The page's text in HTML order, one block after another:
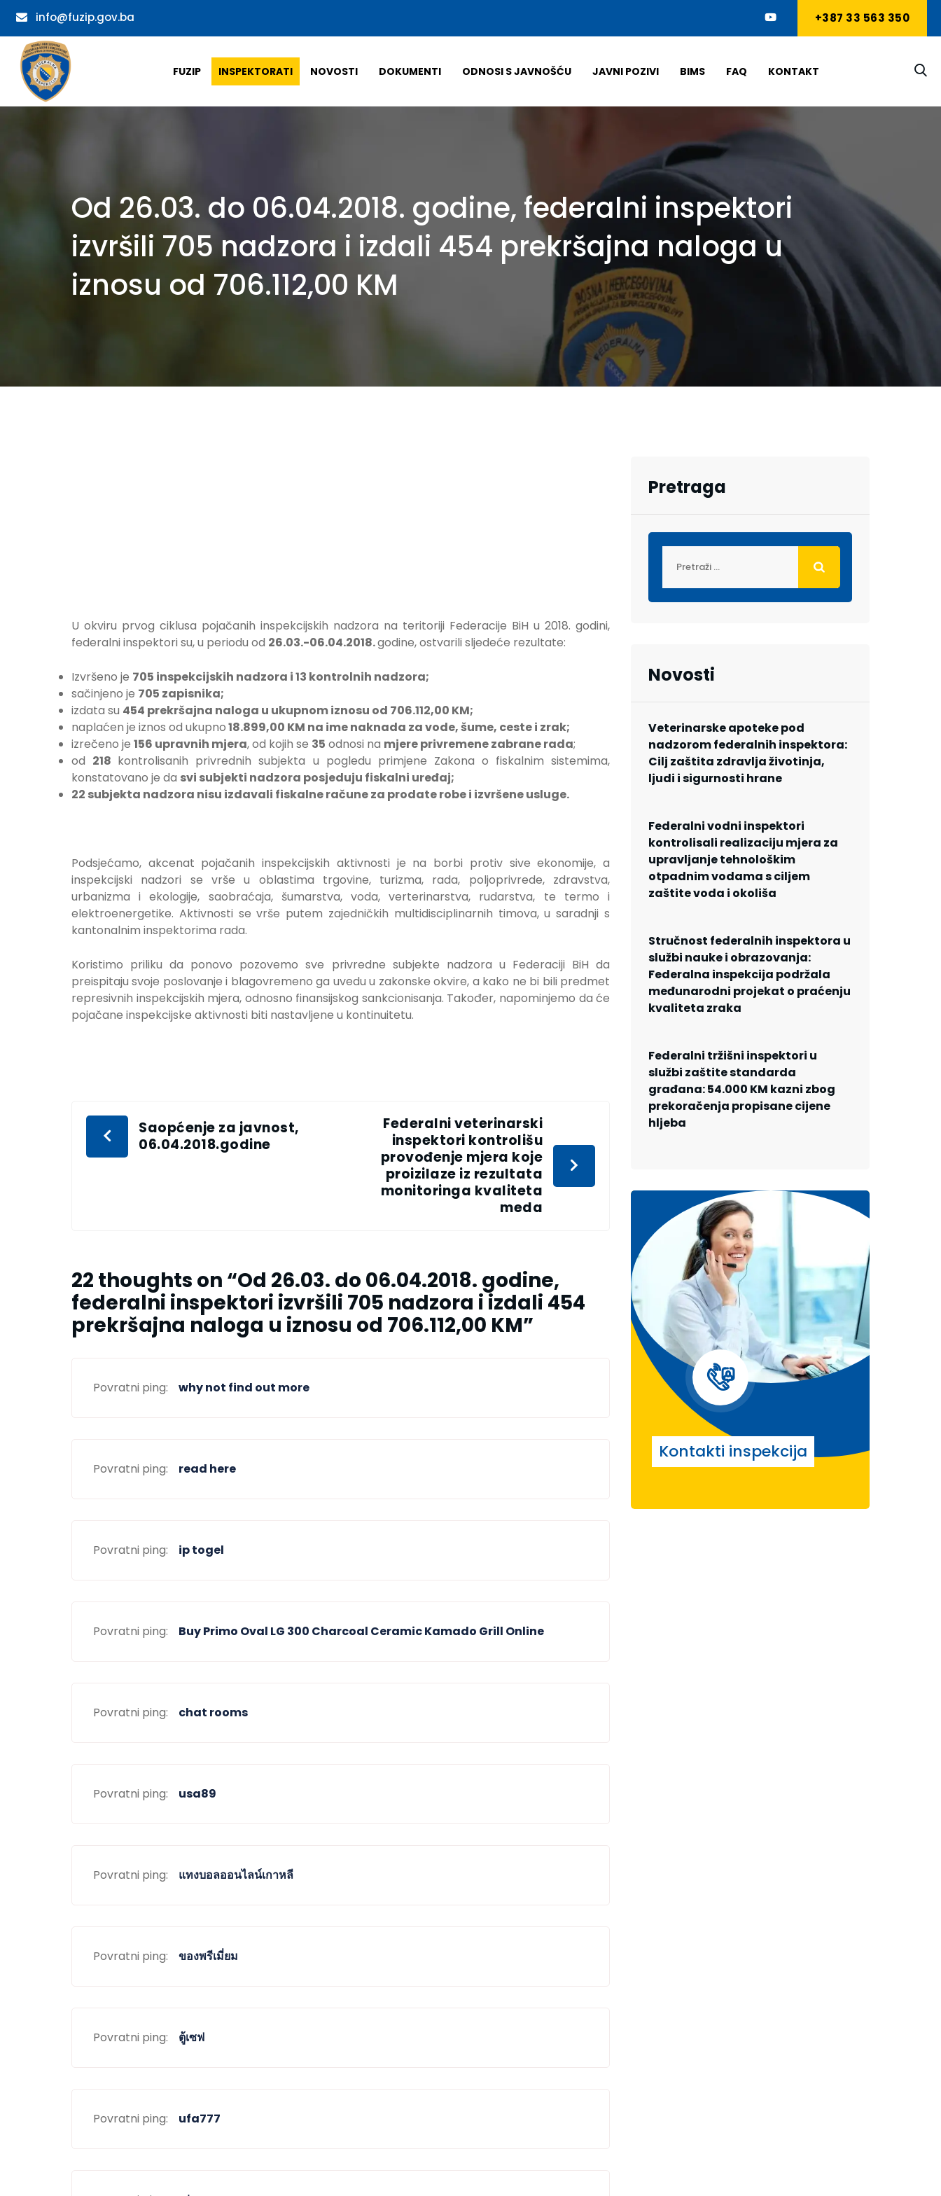
info@fuzip.gov.ba +387 33 563 350
FUZIP INSPEKTORATI NOVOSTI DOKUMENTI ODNOSI S JAVNOŠĆU JAVNI POZIVI BIMS FAQ KONTAKT
Od 26.03. do 06.04.2018. godine, federalni inspektori
izvršili 705 nadzora i izdali 454 prekršajna naloga u
iznosu od 706.112,00 KM
U okviru prvog ciklusa pojačanih inspekcijskih nadzora na teritoriji Federacije BiH u 2018. godini,
federalni inspektori su, u periodu od 26.03.-06.04.2018.godine, ostvarili sljedeće rezultate:
Izvršeno je 705 inspekcijskih nadzora i 13 kontrolnih nadzora;
sačinjeno je 705 zapisnika;
izdata su 454 prekršajna naloga u ukupnom iznosu od 706.112,00 KM;
naplaćen je iznos od ukupno18.899,00 KM na ime naknada za vode, šume, ceste i zrak;
izrečeno je 156 upravnih mjera, od kojih se 35 odnosi na mjere privremene zabrane rada;
od 218 kontrolisanih privrednih subjekta u pogledu primjene Zakona o fiskalnim sistemima,
konstatovano je da svi subjekti nadzora posjeduju fiskalni uređaj;
22 subjekta nadzora nisu izdavali fiskalne račune za prodate robe i izvršene usluge.
Podsjećamo, akcenat pojačanih inspekcijskih aktivnosti je na borbi protiv sive ekonomije, a
inspekcijski nadzori se vrše u oblastima trgovine, turizma, rada, poljoprivrede, zdravstva,
urbanizma i ekologije, saobraćaja, šumarstva, voda, verterinarstva, rudarstva, te termo i
elektroenergetike. Aktivnosti se vrše putem zajedničkih multidisciplinarnih timova, u saradnji s
kantonalnim inspektorima rada.
Koristimo priliku da ponovo pozovemo sve privredne subjekte nadzora u Federaciji BiH da
preispitaju svoje poslovanje i blagovremeno ga uvedu u zakonske okvire, a kako ne bi bili predmet
represivnih inspekcijskih mjera, odnosno finansijskog sankcionisanja. Također, napominjemo da će
pojačane inspekcijske aktivnosti biti nastavljene u kontinuitetu.
Saopćenje za javnost,
06.04.2018.godine
Federalni veterinarski
inspektori kontrolišu
provođenje mjera koje
proizilaze iz rezultata
monitoringa kvaliteta
meda
22 thoughts on “Od 26.03. do 06.04.2018. godine,
federalni inspektori izvršili 705 nadzora i izdali 454
prekršajna naloga u iznosu od 706.112,00 KM”
Povratni ping: why not find out more
Povratni ping: read here
Povratni ping: ip togel
Povratni ping: Buy Primo Oval LG 300 Charcoal Ceramic Kamado Grill Online
Povratni ping: chat rooms
Povratni ping: usa89
Povratni ping: แทงบอลออนไลน์เกาหลี
Povratni ping: ของพรีเมี่ยม
Povratni ping: ตู้เซฟ
Povratni ping: ufa777
Pretraga
Novosti
Veterinarske apoteke pod
nadzorom federalnih inspektora:
Cilj zaštita zdravlja životinja,
ljudi i sigurnosti hrane
Federalni vodni inspektori
kontrolisali realizaciju mjera za
upravljanje tehnološkim
otpadnim vodama s ciljem
zaštite voda i okoliša
Stručnost federalnih inspektora u
službi nauke i obrazovanja:
Federalna inspekcija podržala
međunarodni projekat o praćenju
kvaliteta zraka
Federalni tržišni inspektori u
službi zaštite standarda
građana: 54.000 KM kazni zbog
prekoračenja propisane cijene
hljeba
Kontakti inspekcija